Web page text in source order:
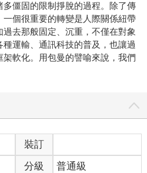
多僵固的限制掙脫的過程。除了傳
個很重要的轉變是人際關係紐帶
去那般固定、沉重，不僅在對象
種運輸、通訊科技的普及，也讓過
軟化。用包曼的譬喻來說，我們
裝訂
分級 普通級